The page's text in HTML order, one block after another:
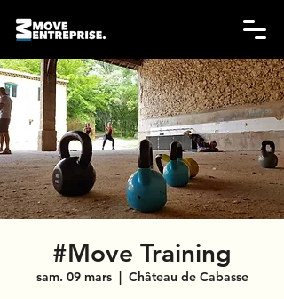
#Move Training
sam. 09 mars
  |
Château de Cabasse